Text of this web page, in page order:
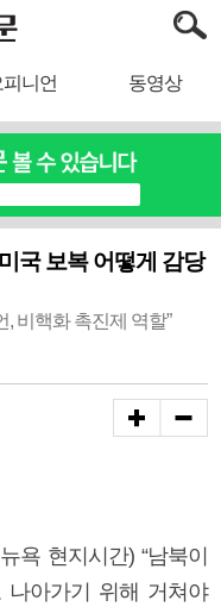
피니언 동영상
국 보복 어떻게 감당
, 비핵화 촉진제 역할”
욕 현지시간) “남북이
나아가기 위해 거쳐야